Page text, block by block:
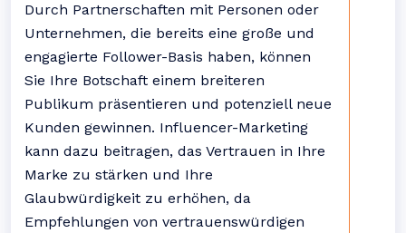
Durch Partnerschaften mit Personen oder
Unternehmen, die bereits eine große und
engagierte Follower-Basis haben, können
Sie Ihre Botschaft einem breiteren
Publikum präsentieren und potenziell neue
Kunden gewinnen. Influencer-Marketing
kann dazu beitragen, das Vertrauen in Ihre
Marke zu stärken und Ihre
Glaubwürdigkeit zu erhöhen, da
Empfehlungen von vertrauenswürdigen